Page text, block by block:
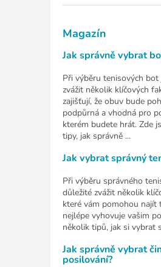
Magazín
Jak správně vybrat
Při výběru tenisových bot
zvážit několik klíčových
zajišťují, že obuv bude
podpůrná a vhodná pro
kterém budete hrát. Zde
tipy, jak správně ...
Jak vybrat správný
Při výběru správného
důležité zvážit několik
které vám pomohou najít
nejlépe vyhovuje vašim
několik tipů, jak si vybrat
Jak správně vybrat
posilování?